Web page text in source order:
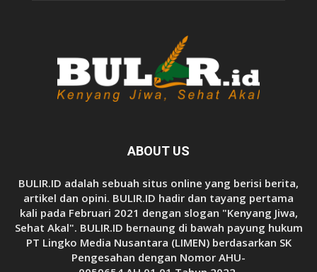
ABOUT US
BULIR.ID adalah sebuah situs online yang berisi berita,
artikel dan opini. BULIR.ID hadir dan tayang pertama
kali pada Februari 2021 dengan slogan "Kenyang Jiwa,
Sehat Akal". BULIR.ID bernaung di bawah payung hukum
PT Lingko Media Nusantara (LIMEN) berdasarkan SK
Pengesahan dengan Nomor AHU-